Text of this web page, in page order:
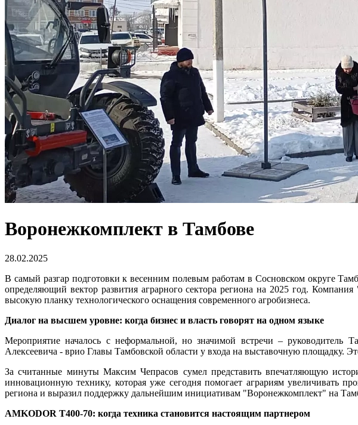
Воронежкомплект в Тамбове
28.02.2025
В самый разгар подготовки к весенним полевым работам в Сосновском округе
определяющий вектор развития аграрного сектора региона на 2025 год.
высокую планку технологического оснащения современного агробизнеса.
Диалог на высшем уровне: когда бизнес и власть говорят на одном языке
Мероприятие началось с неформальной, но значимой встречи –
Алексеевича - врио Главы Тамбовской области у входа на выставочную площадку.
За считанные минуты Максим Чепрасов сумел представить впечатляющую
инновационную технику, которая уже сегодня помогает аграриям увеличивать
региона и выразил поддержку дальнейшим инициативам "Воронежкомплект" на
AMKODOR Т400-70: когда техника становится настоящим партнером